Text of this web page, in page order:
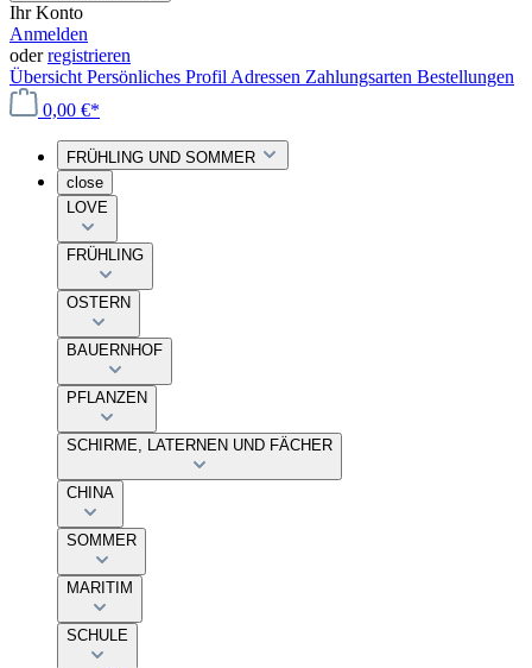
Ihr Konto
Anmelden
oderregistrieren
Übersicht Persönliches Profil Adressen Zahlungsarten Bestellungen
0,00 €*
FRÜHLING UND SOMMER
close
LOVE
FRÜHLING
OSTERN
BAUERNHOF
PFLANZEN
SCHIRME, LATERNEN UND FÄCHER
CHINA
SOMMER
MARITIM
SCHULE